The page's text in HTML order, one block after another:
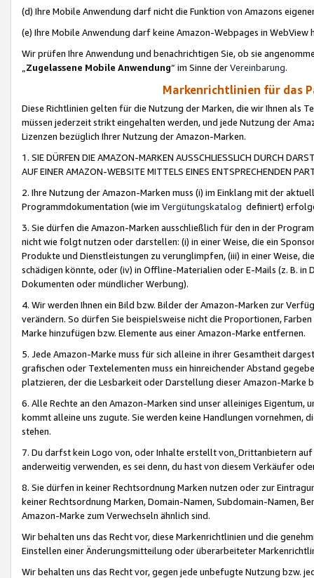
(d) Ihre Mobile Anwendung darf nicht die Funktion von Amazons
(e) Ihre Mobile Anwendung darf keine Amazon-Webpages in WebView
Wir prüfen Ihre Anwendung und benachrichtigen Sie, ob sie
„Zugelassene Mobile Anwendung“ im Sinne derVereinbarung.
Markenrichtlinien für das
Diese Richtlinien gelten für die Nutzung der Marken, die wir Ihnen als
müssen jederzeit strikt eingehalten werden, und jede Nutzung der
Lizenzen bezüglich Ihrer Nutzung der Amazon-Marken.
1. SIE DÜRFEN DIE AMAZON-MARKEN AUSSCHLIESSLICH DURCH
AUF EINER AMAZON-WEBSITE MITTELS EINES ENTSPRECHENDEN
2. Ihre Nutzung der Amazon-Marken muss (i) im Einklang mit der
Programmdokumentation (wie im Vergütungskatalog definiert)
3. Sie dürfen die Amazon-Marken ausschließlich für den in der
nicht wie folgt nutzen oder darstellen: (i) in einer Weise, die ein
Produkte und Dienstleistungen zu verunglimpfen, (iii) in einer Weise,
schädigen könnte, oder (iv) in Offline-Materialien oder E-Mails (z. B. in
Dokumenten oder mündlicher Werbung).
4. Wir werden Ihnen ein Bild bzw. Bilder der Amazon-Marken zur
verändern. So dürfen Sie beispielsweise nicht die Proportionen,
Marke hinzufügen bzw. Elemente aus einer Amazon-Marke entfernen.
5. Jede Amazon-Marke muss für sich alleine in ihrer Gesamtheit
grafischen oder Textelementen muss ein hinreichender Abstand
platzieren, der die Lesbarkeit oder Darstellung dieser Amazon-Marke
6. Alle Rechte an den Amazon-Marken sind unser alleiniges
kommt alleine uns zugute. Sie werden keine Handlungen vornehmen,
stehen.
7. Du darfst kein Logo von, oder Inhalte erstellt von,Drittanbietern auf
anderweitig verwenden, es sei denn, du hast von diesem Verkäufer
8. Sie dürfen in keiner Rechtsordnung Marken nutzen oder zur
keiner Rechtsordnung Marken, Domain-Namen, Subdomain-Namen,
Amazon-Marke zum Verwechseln ähnlich sind.
Wir behalten uns das Recht vor, diese Markenrichtlinien und die
Einstellen einer Änderungsmitteilung oder überarbeiteter
Wir behalten uns das Recht vor, gegen jede unbefugte Nutzung bzw.